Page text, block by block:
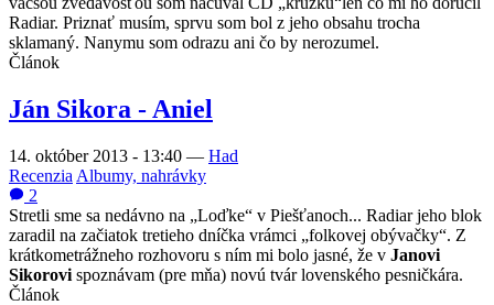
Radiar. Priznať musím, sprvu som bol z jeho obsahu trocha
sklamaný. Nanymu som odrazu ani čo by nerozumel.
Článok
Ján Sikora - Aniel
14. október 2013 - 13:40 — Had
Recenzia Albumy, nahrávky
2
Stretli sme sa nedávno na „Loďke“ v Piešťanoch... Radiar jeho blok
zaradil na začiatok tretieho dníčka vrámci „folkovej obývačky“. Z
krátkometrážneho rozhovoru s ním mi bolo jasné, že v Janovi
Sikorovi spoznávam (pre mňa) novú tvár lovenského pesničkára.
Článok